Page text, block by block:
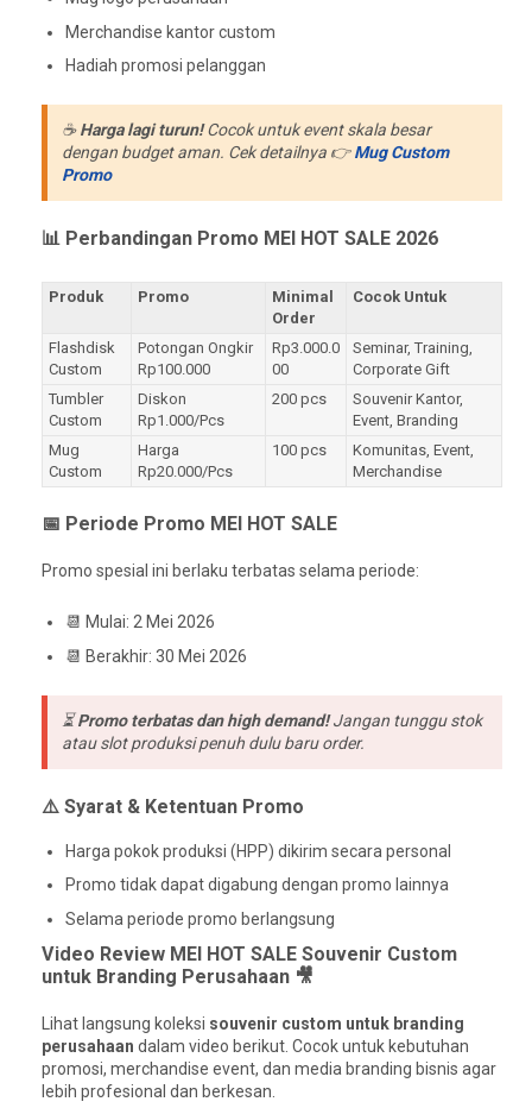
Merchandise kantor custom
Hadiah promosi pelanggan
☕Harga lagi turun!Cocok untuk event skala besar
dengan budget aman. Cek detailnya 👉Mug Custom
Promo
📊 Perbandingan Promo MEI HOT SALE 2026
Produk Promo
Minimal
Order
Cocok Untuk
Flashdisk
Custom
Potongan Ongkir
Rp100.000
Rp3.000.0
00
Seminar, Training,
Corporate Gift
Tumbler
Custom
Diskon
Rp1.000/Pcs
200 pcs
Souvenir Kantor,
Event, Branding
Mug
Custom
Harga
Rp20.000/Pcs
100 pcs
Komunitas, Event,
Merchandise
📅 Periode Promo MEI HOT SALE
Promo spesial ini berlaku terbatas selama periode:
📆 Mulai: 2 Mei 2026
📆 Berakhir: 30 Mei 2026
⏳Promo terbatas dan high demand!Jangan tunggu stok
atau slot produksi penuh dulu baru order.
⚠️ Syarat & Ketentuan Promo
Harga pokok produksi (HPP) dikirim secara personal
Promo tidak dapat digabung dengan promo lainnya
Selama periode promo berlangsung
Video Review MEI HOT SALE Souvenir Custom
untuk Branding Perusahaan 🎥
Lihat langsung koleksi souvenir custom untuk branding
perusahaan dalam video berikut. Cocok untuk kebutuhan
promosi, merchandise event, dan media branding bisnis agar
lebih profesional dan berkesan.